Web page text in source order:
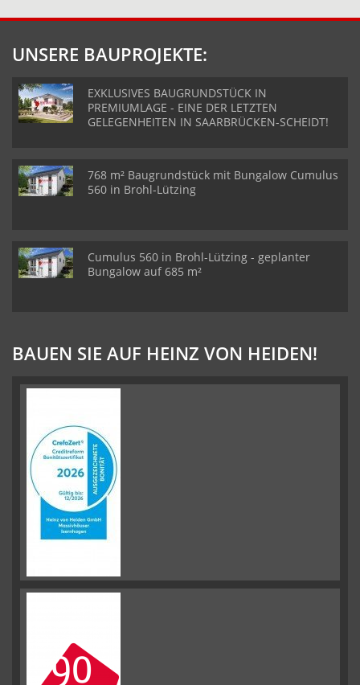
UNSERE BAUPROJEKTE:
EXKLUSIVES BAUGRUNDSTÜCK IN
PREMIUMLAGE - EINE DER LETZTEN
GELEGENHEITEN IN SAARBRÜCKEN-SCHEIDT!
768 m² Baugrundstück mit Bungalow Cumulus
560 in Brohl-Lützing
Cumulus 560 in Brohl-Lützing - geplanter
Bungalow auf 685 m²
BAUEN SIE AUF HEINZ VON HEIDEN!